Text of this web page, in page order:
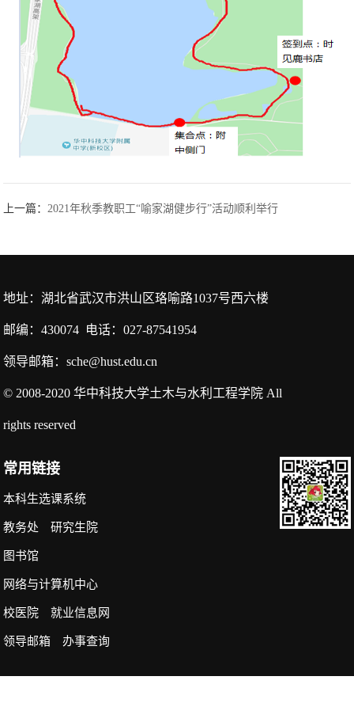
上一篇：2021年秋季教职工“喻家湖健步行”活动顺利举行
地址：湖北省武汉市洪山区珞喻路1037号西六楼
邮编：430074 电话：027-87541954
领导邮箱：sche@hust.edu.cn
© 2008-2020 华中科技大学土木与水利工程学院 All
rights reserved
常用链接
本科生选课系统
教务处 研究生院
图书馆
网络与计算机中心
校医院 就业信息网
领导邮箱 办事查询